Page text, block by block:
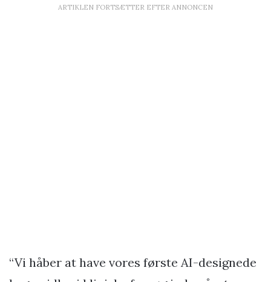
ARTIKLEN FORTSÆTTER EFTER ANNONCEN
“Vi håber at have vores første AI-designede